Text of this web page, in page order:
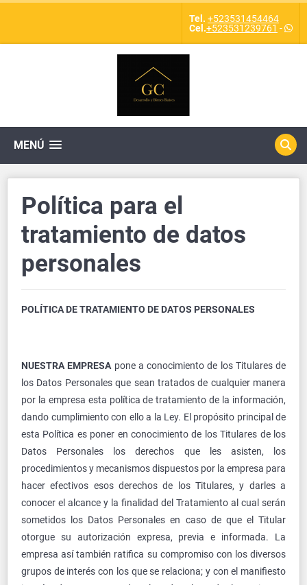
Tel. +523531454464
Cel.+523531239761 -
MENÚ
Política para el
tratamiento de datos
personales
POLÍTICA DE TRATAMIENTO DE DATOS PERSONALES
NUESTRA EMPRESA pone a conocimiento de los Titulares de
los Datos Personales que sean tratados de cualquier manera
por la empresa esta política de tratamiento de la información,
dando cumplimiento con ello a la Ley. El propósito principal de
esta Política es poner en conocimiento de los Titulares de los
Datos Personales los derechos que les asisten, los
procedimientos y mecanismos dispuestos por la empresa para
hacer efectivos esos derechos de los Titulares, y darles a
conocer el alcance y la finalidad del Tratamiento al cual serán
sometidos los Datos Personales en caso de que el Titular
otorgue su autorización expresa, previa e informada. La
empresa así también ratifica su compromiso con los diversos
grupos de interés con los que se relaciona; y con el manifiesto